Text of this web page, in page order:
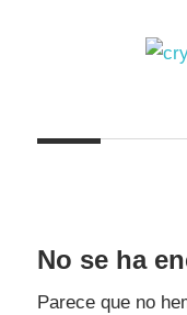
No se ha
Parece que no